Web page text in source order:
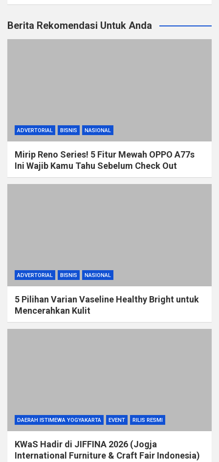
Berita Rekomendasi Untuk Anda
ADVERTORIAL BISNIS NASIONAL
Mirip Reno Series! 5 Fitur Mewah OPPO A77s
Ini Wajib Kamu Tahu Sebelum Check Out
ADVERTORIAL BISNIS NASIONAL
5 Pilihan Varian Vaseline Healthy Bright untuk
Mencerahkan Kulit
DAERAH ISTIMEWA YOGYAKARTA EVENT RILIS RESMI
KWaS Hadir di JIFFINA 2026 (Jogja
International Furniture & Craft Fair Indonesia)